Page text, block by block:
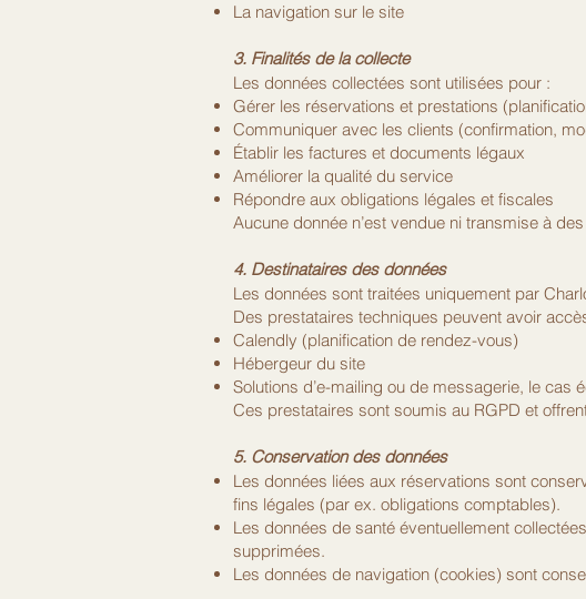
La navigation sur le site
3. Finalités de la collecte
Les données collectées sont utilisées pour :
Gérer les réservations et prestations
Communiquer avec les clients (confirmation,
Établir les factures et documents légaux
Améliorer la qualité du service
Répondre aux obligations légales et fiscales
Aucune donnée n’est vendue ni transmise à
4. Destinataires des données
Les données sont traitées uniquement par
Des prestataires techniques peuvent avoir
Calendly (planification de rendez-vous)
Hébergeur du site
Solutions d’e-mailing ou de messagerie, le cas
Ces prestataires sont soumis au RGPD et
5. Conservation des données
Les données liées aux réservations sont
fins légales (par ex. obligations comptables).
Les données de santé éventuellement
supprimées.
Les données de navigation (cookies) sont